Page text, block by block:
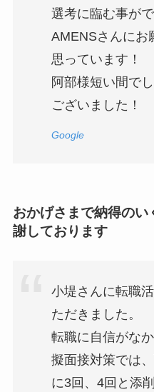
選考に臨む事がで
AMENSさんにお
思っています！
阿部様短い間で
ございました！
Google
おかげさまで納得の
謝しております
小堤さんに転職
ただきました。
転職に自信がな
擬面接対策では
に3回、4回と添